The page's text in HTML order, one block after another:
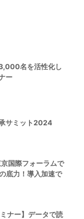
名を活性化し
ー
サミット2024
国際フォーラムで
底力！導入加速で
ナー】データで読